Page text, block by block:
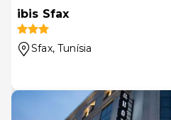
ibis Sfax
Sfax, Tunísia